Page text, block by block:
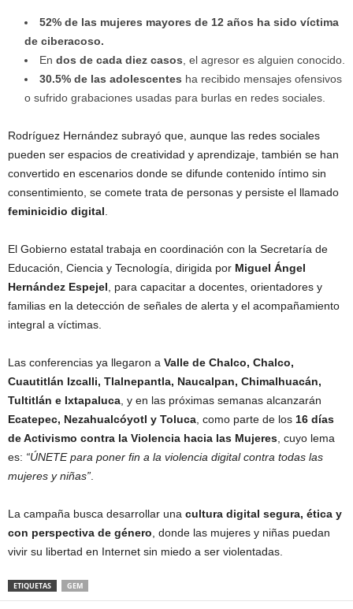
52% de las mujeres mayores de 12 años ha sido víctima
de ciberacoso.
En dos de cada diez casos , el agresor es alguien conocido.
30.5% de las adolescentes ha recibido mensajes ofensivos
o sufrido grabaciones usadas para burlas en redes sociales.
Rodríguez Hernández subrayó que, aunque las redes sociales
pueden ser espacios de creatividad y aprendizaje, también se han
convertido en escenarios donde se difunde contenido íntimo sin
consentimiento, se comete trata de personas y persiste el llamado
feminicidio digital
El Gobierno estatal trabaja en coordinación con la Secretaría de
Educación, Ciencia y Tecnología, dirigida por Miguel Ángel
Hernández Espejel , para capacitar a docentes, orientadores y
familias en la detección de señales de alerta y el acompañamiento
integral a víctimas.
Las conferencias ya llegaron a Valle de Chalco, Chalco,
Cuautitlán Izcalli, Tlalnepantla, Naucalpan, Chimalhuacán,
Tultitlán e Ixtapaluca , y en las próximas semanas alcanzarán
Ecatepec, Nezahualcóyotl y Toluca , como parte de los 16 días
de Activismo contra la Violencia hacia las Mujeres , cuyo lema
es: “ÚNETE para poner fin a la violencia digital contra todas las
mujeres y niñas”
La campaña busca desarrollar una cultura digital segura, ética y
con perspectiva de género , donde las mujeres y niñas puedan
vivir su libertad en Internet sin miedo a ser violentadas.
ETIQUETAS GEM